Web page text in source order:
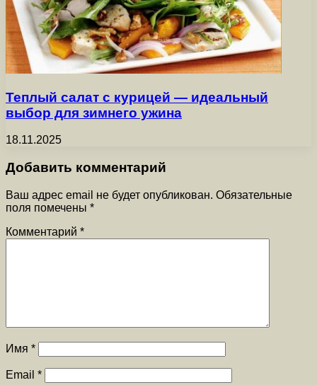
Теплый салат с курицей — идеальный
выбор для зимнего ужина
18.11.2025
Добавить комментарий
Ваш адрес email не будет опубликован. Обязательные
поля помечены *
Комментарий *
Имя *
Email *